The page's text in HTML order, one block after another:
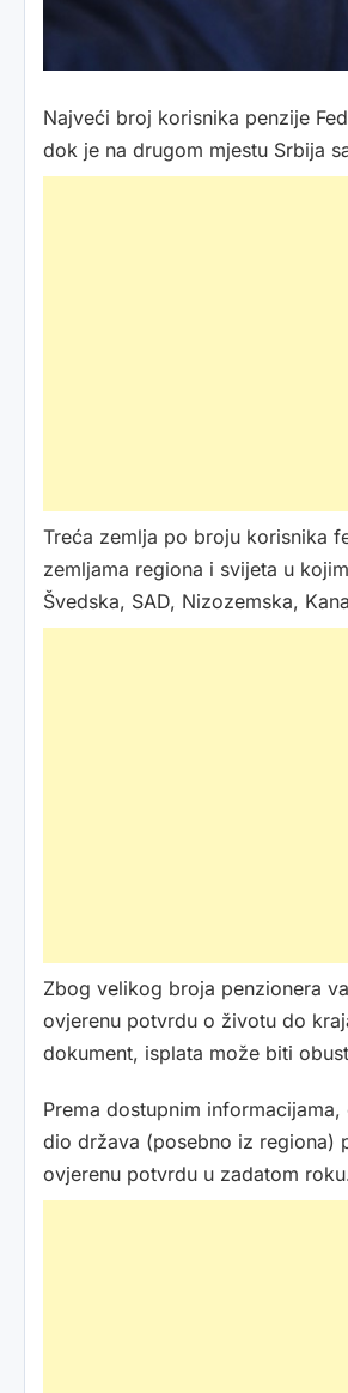
Najveći broj korisnika penzije
dok je na drugom mjestu Srbija
Treća zemlja po broju korisnika
zemljama regiona i svijeta u
Švedska, SAD, Nizozemska,
Zbog velikog broja penzionera
ovjerenu potvrdu o životu do
dokument, isplata može biti
Prema dostupnim
dio država (posebno iz regiona)
ovjerenu potvrdu u zadatom